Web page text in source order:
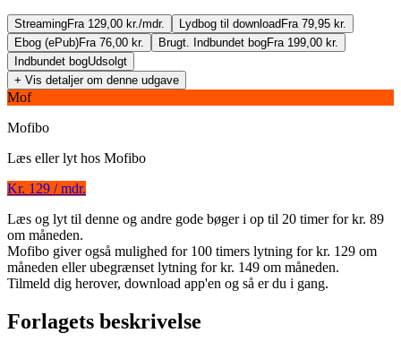
StreamingFra 129,00 kr./mdr. Lydbog til download Fra 79,95 kr.
Ebog (ePub)Fra 76,00 kr. Brugt. Indbundet bogFra 199,00 kr.
Indbundet bogUdsolgt
+ Vis detaljer om denne udgave
En rose mellem torne
Forfatter:Niels Aage Barfoed
Indlæst af Søren Elung Jensen
Format: Lydbog til download
Mof
Mofibo
Læs eller lyt hos Mofibo
Kr. 129 / mdr.
Læs og lyt til denne og andre gode bøger i op til 20 timer for kr. 89
om måneden.
Mofibo giver også mulighed for 100 timers lytning for kr. 129 om
måneden eller ubegrænset lytning for kr. 149 om måneden.
Tilmeld dig herover, download app'en og så er du i gang.
Forlagets beskrivelse